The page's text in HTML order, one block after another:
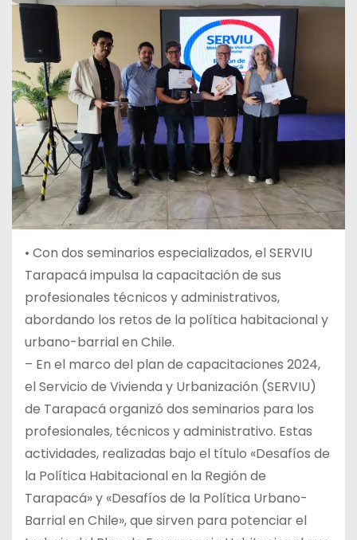
• Con dos seminarios especializados, el SERVIU
Tarapacá impulsa la capacitación de sus
profesionales técnicos y administrativos,
abordando los retos de la política habitacional y
urbano-barrial en Chile.
– En el marco del plan de capacitaciones 2024,
el Servicio de Vivienda y Urbanización (SERVIU)
de Tarapacá organizó dos seminarios para los
profesionales, técnicos y administrativo. Estas
actividades, realizadas bajo el título «Desafíos de
la Política Habitacional en la Región de
Tarapacá» y «Desafíos de la Política Urbano-
Barrial en Chile», que sirven para potenciar el